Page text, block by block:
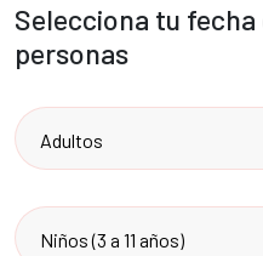
Selecciona tu
personas